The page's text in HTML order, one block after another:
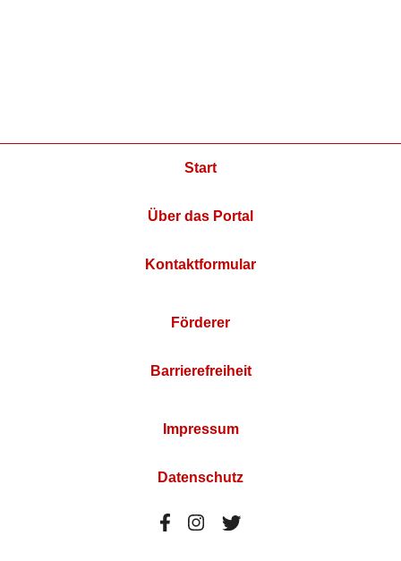
Start
Über das Portal
Kontaktformular
Förderer
Barrierefreiheit
Impressum
Datenschutz